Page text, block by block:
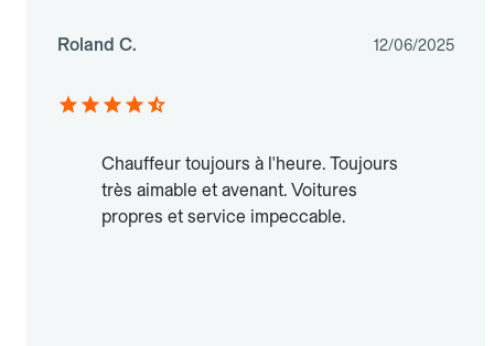
Roland C. 12/06/2025
Chauffeur toujours à l'heure. Toujours
très aimable et avenant. Voitures
propres et service impeccable.